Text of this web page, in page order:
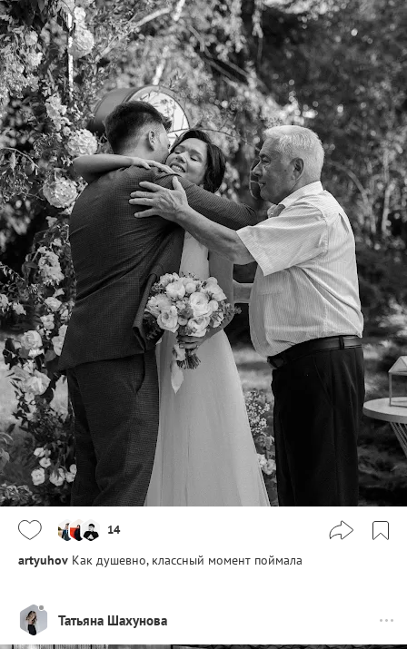
14
artyuhov Как душевно, классный момент поймала
Татьяна Шахунова